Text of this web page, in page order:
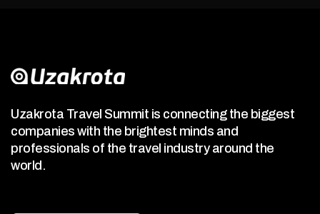
Uzakrota Travel Summit is connecting the biggest
companies with the brightest minds and
professionals of the travel industry around the
world.